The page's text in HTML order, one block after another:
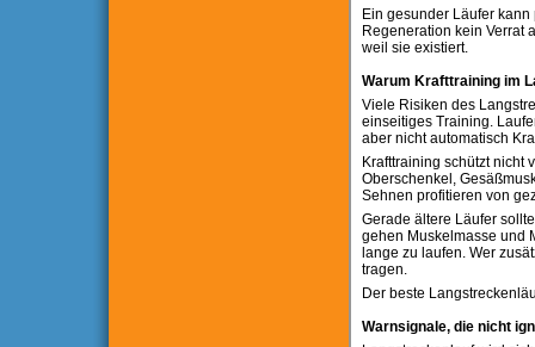
Ein gesunder Läufer
Regeneration kein Verrat
weil sie existiert.
Warum Krafttraining im
Viele Risiken des
einseitiges Training.
aber nicht automatisch
Krafttraining schützt nicht
Oberschenkel,
Sehnen profitieren von
Gerade ältere Läufer
gehen Muskelmasse und
lange zu laufen. Wer
tragen.
Der beste
Warnsignale, die nicht